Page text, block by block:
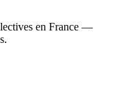
en France —